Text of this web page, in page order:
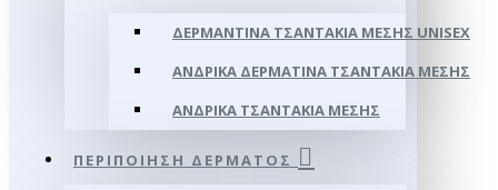
ΔΕΡΜΆΝΤΙΝΑ ΤΣΑΝΤΆΚΙΑ ΜΈΣΗΣ UNISEX
ΑΝΔΡΙΚΆ ΔΕΡΜΆΤΙΝΑ ΤΣΑΝΤΆΚΙΑ ΜΈΣΗΣ
ΑΝΔΡΙΚΆ ΤΣΑΝΤΆΚΙΑ ΜΈΣΗΣ
ΠΕΡΙΠΟΊΗΣΗ ΔΈΡΜΑΤΟΣ